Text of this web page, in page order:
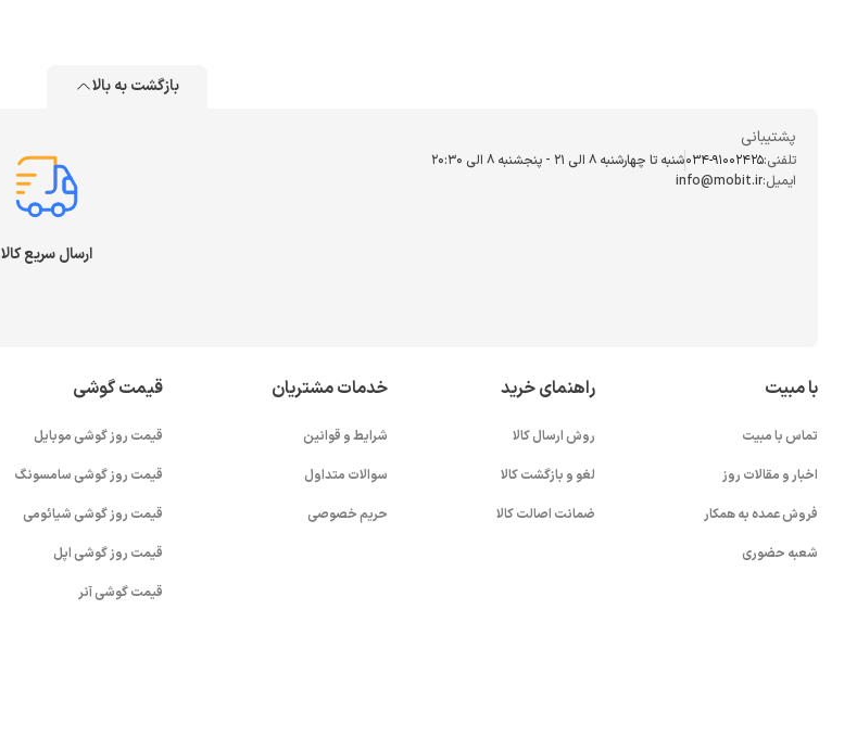
بازگشت به بالا
پشتیبانی
تلفنی:034-91002425شنبه تا چهارشنبه ۸ الی ۲۱ - پنجشنبه 8 الی ۲۰:۳۰
ایمیل:info@mobit.ir
ارسال سریع کالا
با مبیت
تماس با مبیت
اخبار و مقالات روز
فروش عمده به همکار
شعبه حضوری
راهنمای خرید
روش ارسال کالا
لغو و بازگشت کالا
ضمانت اصالت کالا
خدمات مشتریان
شرایط و قوانین
سوالات متداول
حریم خصوصی
قیمت گوشی
قیمت روز گوشی موبایل
قیمت روز گوشی سامسونگ
قیمت روز گوشی شیائومی
قیمت روز گوشی اپل
قیمت گوشی آنر